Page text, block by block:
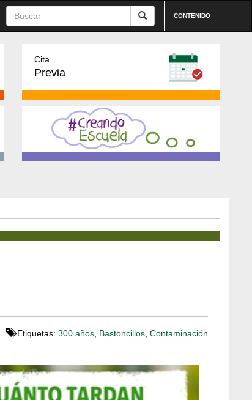
CONTENIDO
Cita
Previa
Etiquetas: 300 años Bastoncillos Contaminación